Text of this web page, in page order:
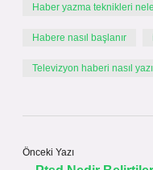
Haber yazma teknikleri
Habere nasıl başlanır
Televizyon haberi nasıl
Önceki Yazı